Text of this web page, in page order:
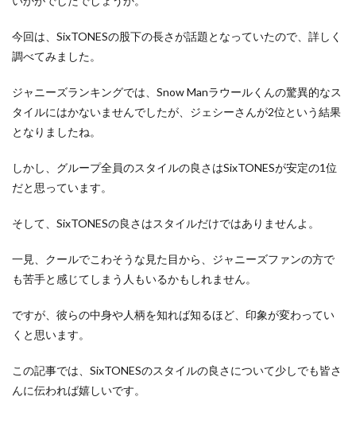
今回は、SixTONESの股下の長さが話題となっていたので、詳しく
調べてみました。
ジャニーズランキングでは、Snow Manラウールくんの驚異的なス
タイルにはかないませんでしたが、ジェシーさんが2位という結果
となりましたね。
しかし、グループ全員のスタイルの良さはSixTONESが安定の1位
だと思っています。
そして、SixTONESの良さはスタイルだけではありませんよ。
一見、クールでこわそうな見た目から、ジャニーズファンの方で
も苦手と感じてしまう人もいるかもしれません。
ですが、彼らの中身や人柄を知れば知るほど、印象が変わってい
くと思います。
この記事では、SixTONESのスタイルの良さについて少しでも皆さ
んに伝われば嬉しいです。